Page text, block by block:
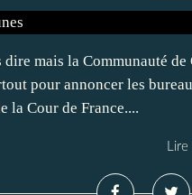
mais la Communauté
pour annoncer les
la Cour de France....
Lire